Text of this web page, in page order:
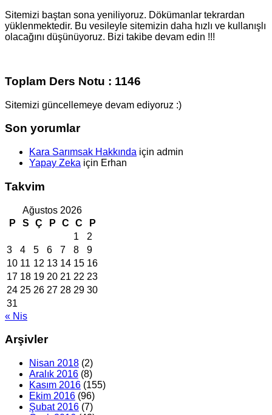
Sitemizi baştan sona yeniliyoruz. Dökümanlar tekrardan
yüklenmektedir. Bu vesileyle sitemizin daha hızlı ve kullanışlı
olacağını düşünüyoruz. Bizi takibe devam edin !!!
Toplam Ders Notu : 1146
Sitemizi güncellemeye devam ediyoruz :)
Son yorumlar
Kara Sarımsak Hakkında için admin
Yapay Zeka için Erhan
Takvim
Ağustos 2026
P
S Ç P C C
P
1
2
3
4 5 6 7 8
9
10 11 12 13 14 15 16
17 18 19 20 21 22 23
24 25 26 27 28 29 30
31
« Nis
Arşivler
Nisan 2018 (2)
Aralık 2016 (8)
Kasım 2016 (155)
Ekim 2016 (96)
Şubat 2016 (7)